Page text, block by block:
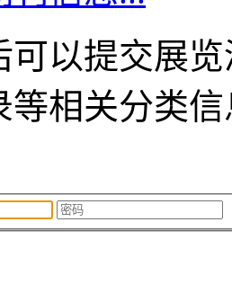
可以提交展
等相关分类